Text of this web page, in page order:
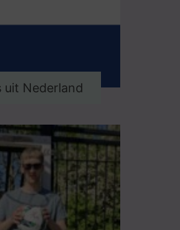
uit Nederland